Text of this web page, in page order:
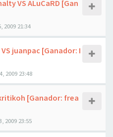
VS ALuCaRD [Gan
2009 21:34
juanpac [Ganador: I
2009 23:48
[Ganador: frea
2009 23:55